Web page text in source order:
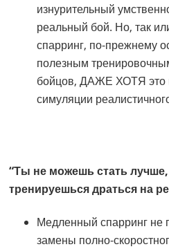
изнурительный
реальный бой. Но, так
спарринг, по-прежнему
полезным
бойцов, ДАЖЕ ХОТЯ это
симуляции
“Ты не можешь стать
тренируешься драться на
Медленный спарринг не
замены полно-